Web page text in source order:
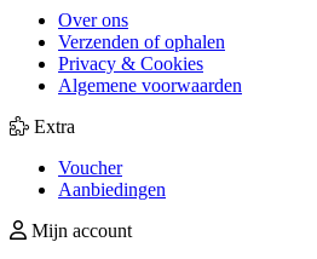
Over ons
Verzenden of ophalen
Privacy & Cookies
Algemene voorwaarden
Extra
Voucher
Aanbiedingen
Mijn account